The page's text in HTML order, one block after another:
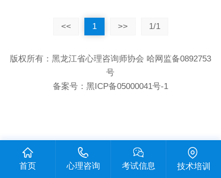
<< 1 >> 1/1
版权所有：黑龙江省心理咨询师协会 哈网监备0892753
号
备案号： 黑ICP备05000041号-1
首页 心理咨询 考试信息 技术培训